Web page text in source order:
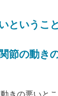
というこ
節の動き